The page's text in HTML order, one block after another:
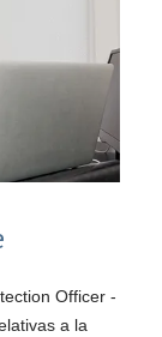
Officer -
a la